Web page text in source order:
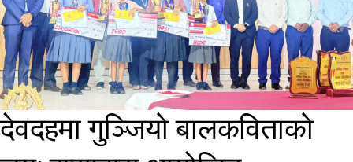
देवदहमा गुञ्जियो बालकविताको